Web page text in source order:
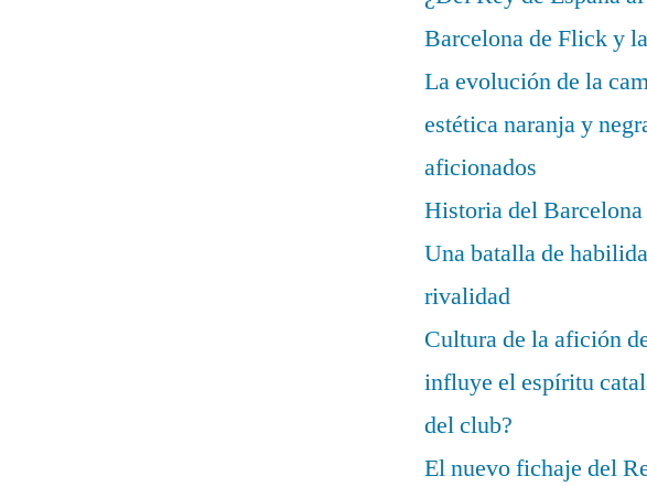
Barcelona de Flick y
La evolución de la
estética naranja y
aficionados
Historia del
Una batalla de
rivalidad
Cultura de la afición
influye el espíritu
del club?
El nuevo fichaje del